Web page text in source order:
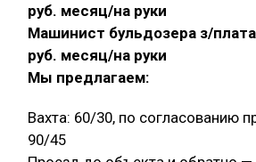
руб. месяц/на руки
Машинист бульдозера з/
руб. месяц/на руки
Мы предлагаем:
Вахта: 60/30, по согласованию
90/45